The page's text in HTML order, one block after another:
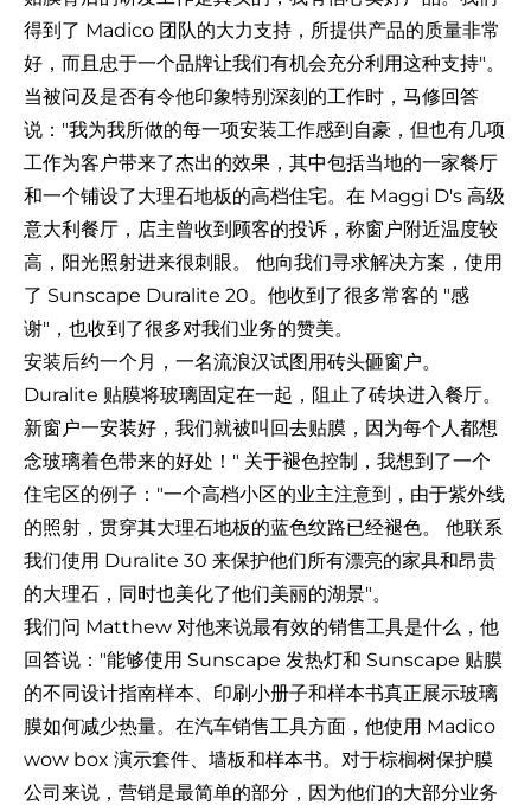
得到了 Madico 团队的大力支持，所提供产品的质量非常
好，而且忠于一个品牌让我们有机会充分利用这种支持"。
当被问及是否有令他印象特别深刻的工作时，马修回答
说："我为我所做的每一项安装工作感到自豪，但也有几项
工作为客户带来了杰出的效果，其中包括当地的一家餐厅
和一个铺设了大理石地板的高档住宅。在 Maggi D's 高级
意大利餐厅，店主曾收到顾客的投诉，称窗户附近温度较
高，阳光照射进来很刺眼。 他向我们寻求解决方案，使用
了 Sunscape Duralite 20。他收到了很多常客的 "感
谢"，也收到了很多对我们业务的赞美。
安装后约一个月，一名流浪汉试图用砖头砸窗户。
Duralite 贴膜将玻璃固定在一起，阻止了砖块进入餐厅。
新窗户一安装好，我们就被叫回去贴膜，因为每个人都想
念玻璃着色带来的好处！" 关于褪色控制，我想到了一个
住宅区的例子："一个高档小区的业主注意到，由于紫外线
的照射，贯穿其大理石地板的蓝色纹路已经褪色。 他联系
我们使用 Duralite 30 来保护他们所有漂亮的家具和昂贵
的大理石，同时也美化了他们美丽的湖景"。
我们问 Matthew 对他来说最有效的销售工具是什么，他
回答说："能够使用 Sunscape 发热灯和 Sunscape 贴膜
的不同设计指南样本、印刷小册子和样本书真正展示玻璃
膜如何减少热量。在汽车销售工具方面，他使用 Madico
wow box 演示套件、墙板和样本书。对于棕榈树保护膜
公司来说，营销是最简单的部分，因为他们的大部分业务